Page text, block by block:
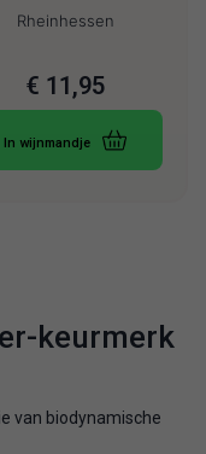
Rheinhessen
€ 11,95
In wijnmandje
keurmerk
van biodynamische